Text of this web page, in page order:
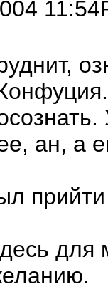
ан, а